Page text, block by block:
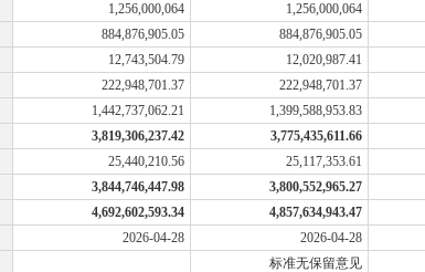
1,256,000,064 1,256,000,064
884,876,905.05 884,876,905.05
12,743,504.79 12,020,987.41
222,948,701.37 222,948,701.37
1,442,737,062.21 1,399,588,953.83
3,819,306,237.42 3,775,435,611.66
25,440,210.56 25,117,353.61
3,844,746,447.98 3,800,552,965.27
4,692,602,593.34 4,857,634,943.47
2026-04-28 2026-04-28
标准无保留意见